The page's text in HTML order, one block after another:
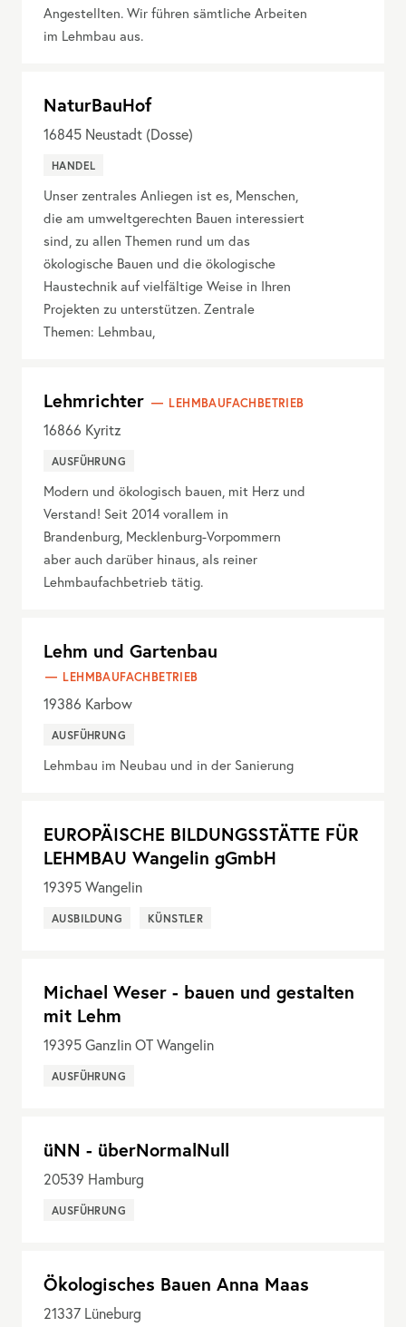
Angestellten. Wir führen sämtliche Arbeiten
im Lehmbau aus.
NaturBauHof
16845 Neustadt (Dosse)
HANDEL
Unser zentrales Anliegen ist es, Menschen,
die am umweltgerechten Bauen interessiert
sind, zu allen Themen rund um das
ökologische Bauen und die ökologische
Haustechnik auf vielfältige Weise in Ihren
Projekten zu unterstützen. Zentrale
Themen: Lehmbau,
Lehmrichter LEHMBAUFACHBETRIEB
16866 Kyritz
AUSFÜHRUNG
Modern und ökologisch bauen, mit Herz und
Verstand! Seit 2014 vorallem in
Brandenburg, Mecklenburg-Vorpommern
aber auch darüber hinaus, als reiner
Lehmbaufachbetrieb tätig.
Lehm und Gartenbau
LEHMBAUFACHBETRIEB
19386 Karbow
AUSFÜHRUNG
Lehmbau im Neubau und in der Sanierung
EUROPÄISCHE BILDUNGSSTÄTTE FÜR
LEHMBAU Wangelin gGmbH
19395Wangelin
AUSBILDUNG KÜNSTLER
Michael Weser - bauen und gestalten
mit Lehm
19395Ganzlin OT Wangelin
AUSFÜHRUNG
üNN - überNormalNull
20539 Hamburg
AUSFÜHRUNG
Ökologisches Bauen Anna Maas
21337 Lüneburg